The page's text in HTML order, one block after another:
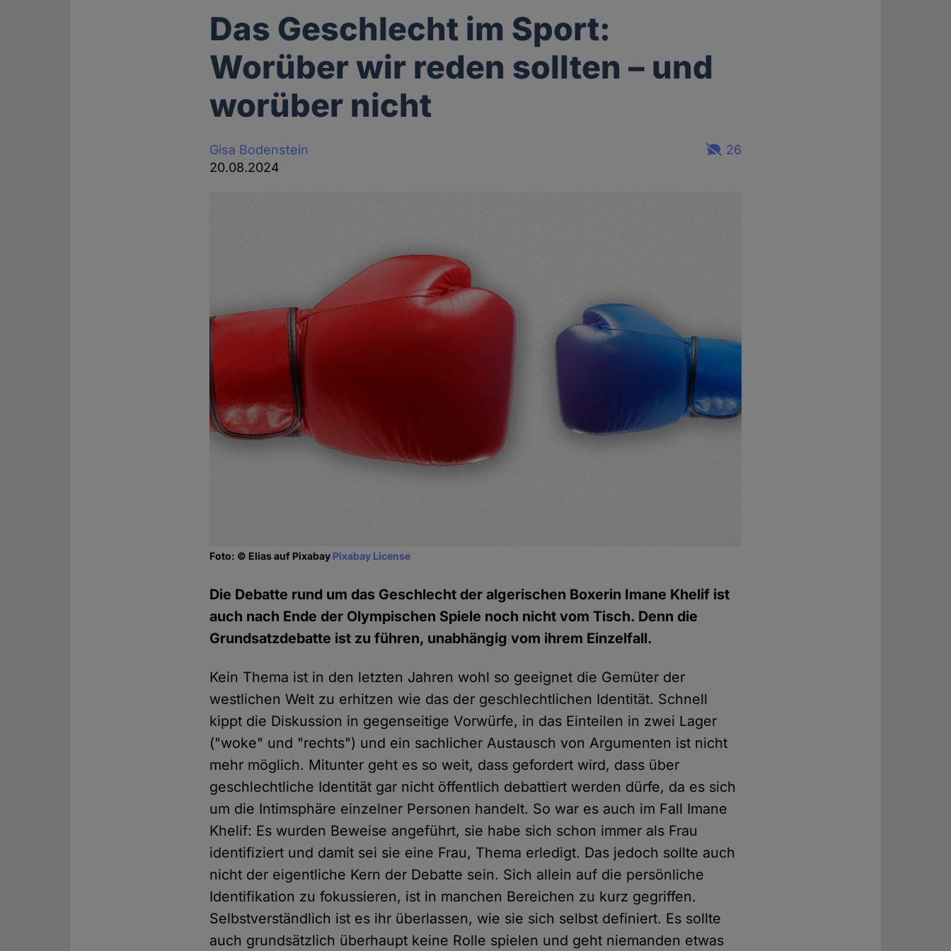
Das Geschlecht im Sport:
Worüber wir reden sollten – und
worüber nicht
Gisa Bodenstein
20.08.2024
26
Foto: © Elias auf Pixabay Pixabay License
Die Debatte rund um das Geschlecht der algerischen Boxerin Imane Khelif ist
auch nach Ende der Olympischen Spiele noch nicht vom Tisch. Denn die
Grundsatzdebatte ist zu führen, unabhängig vom ihrem Einzelfall.
Kein Thema ist in den letzten Jahren wohl so geeignet die Gemüter der
westlichen Welt zu erhitzen wie das der geschlechtlichen Identität. Schnell
kippt die Diskussion in gegenseitige Vorwürfe, in das Einteilen in zwei Lager
("woke" und "rechts") und ein sachlicher Austausch von Argumenten ist nicht
mehr möglich. Mitunter geht es so weit, dass gefordert wird, dass über
geschlechtliche Identität gar nicht öffentlich debattiert werden dürfe, da es sich
um die Intimsphäre einzelner Personen handelt. So war es auch im Fall Imane
Khelif: Es wurden Beweise angeführt, sie habe sich schon immer als Frau
identifiziert und damit sei sie eine Frau, Thema erledigt. Das jedoch sollte auch
nicht der eigentliche Kern der Debatte sein. Sich allein auf die persönliche
Identifikation zu fokussieren, ist in manchen Bereichen zu kurz gegriffen.
Selbstverständlich ist es ihr überlassen, wie sie sich selbst definiert. Es sollte
auch grundsätzlich überhaupt keine Rolle spielen und geht niemanden etwas